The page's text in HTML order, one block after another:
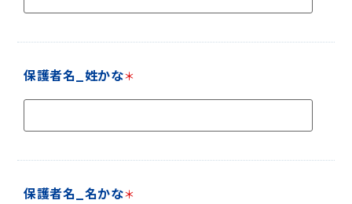
保護者名_姓かな＊
保護者名_名かな＊